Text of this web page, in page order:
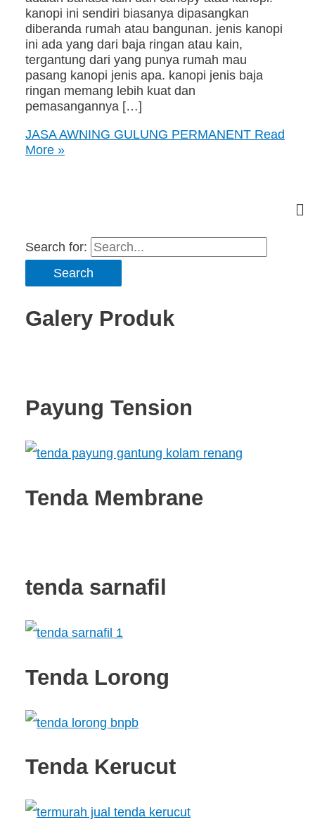
kanopi ini sendiri biasanya dipasangkan
diberanda rumah atau bangunan. jenis kanopi
ini ada yang dari baja ringan atau kain,
tergantung dari yang punya rumah mau
pasang kanopi jenis apa. kanopi jenis baja
ringan memang lebih kuat dan
pemasangannya […]
JASA AWNING GULUNG PERMANENT Read
More »
Search for:
Galery Produk
Payung Tension
Tenda Membrane
tenda sarnafil
Tenda Lorong
Tenda Kerucut